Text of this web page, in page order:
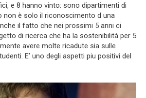
e 8 hanno vinto: sono dipartimenti di
non è solo il riconoscimento d una
il fatto che nei prossimi 5 anni ci
di ricerca che ha la sostenibilità per 5
avere molte ricadute sia sulle
E’ uno degli aspetti piu positivi del